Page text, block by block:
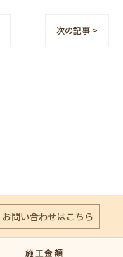
次の記事 >
お問い合わせはこちら
施工金額